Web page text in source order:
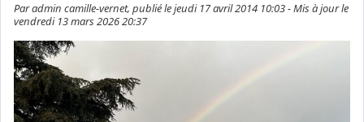
Par admin camille-vernet, publié le jeudi 17 avril 2014 10:03 - Mis à jour le
vendredi 13 mars 2026 20:37